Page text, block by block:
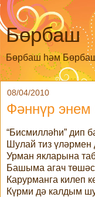
Бөрбаш
Бөрбаш һәм
08/04/2010
Фәннүр энем
“Бисмилләһи” дип
Шулай тиз
Урман якларына
Башыма агач
Карурманга килеп
Күрми дә калдым